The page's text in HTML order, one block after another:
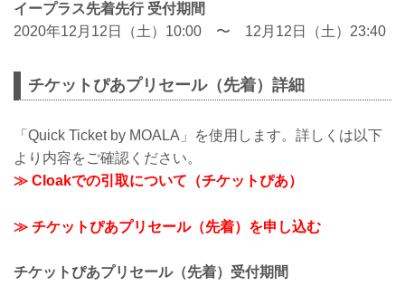
イープラス先着先行 受付期間
2020年12月12日（土）10:00 〜 12月12日（土）23:40
チケットぴあプリセール（先着）詳細
「Quick Ticket by MOALA」を使用します。詳しくは以下
より内容をご確認ください。
≫ Cloakでの引取について（チケットぴあ）
≫ チケットぴあプリセール（先着）を申し込む
チケットぴあプリセール（先着）受付期間